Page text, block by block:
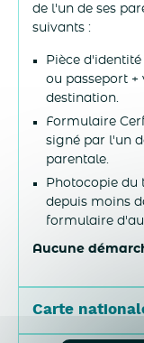
de l'un de ses
suivants :
Pièce
ou passeport +
destination.
Formulaire
signé par l'un
parentale.
Photocopie du
depuis moins
formulaire
Aucune
Carte